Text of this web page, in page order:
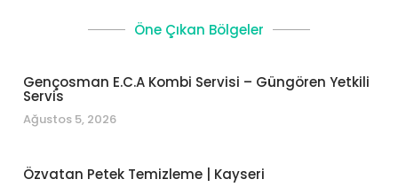
Öne Çıkan Bölgeler
Gençosman E.C.A Kombi Servisi – Güngören Yetkili
Servis
Ağustos 5, 2026
Özvatan Petek Temizleme | Kayseri